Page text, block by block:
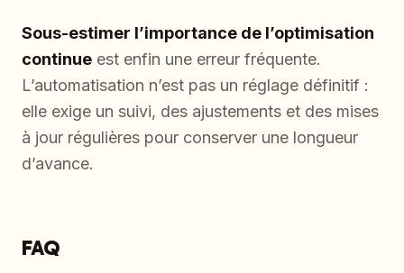
Sous-estimer l’importance de l’optimisation
continue est enfin une erreur fréquente.
L’automatisation n’est pas un réglage définitif :
elle exige un suivi, des ajustements et des mises
à jour régulières pour conserver une longueur
d’avance.
FAQ